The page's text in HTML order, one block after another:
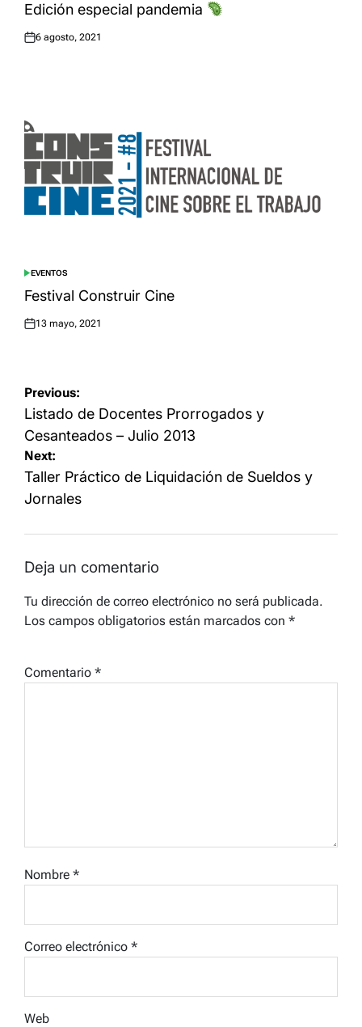
Edición especial pandemia
Posted
6 agosto, 2021
POSTED
IN
EVENTOS
Festival Construir Cine
Posted
13 mayo, 2021
Navegación
de
entradas
Previous:
Listado de Docentes Prorrogados y
Cesanteados – Julio 2013
Next:
Taller Práctico de Liquidación de Sueldos y
Jornales
Deja un comentario
Tu dirección de correo electrónico no será publicada.
Los campos obligatorios están marcados con *
Comentario *
Nombre *
Correo electrónico *
Web